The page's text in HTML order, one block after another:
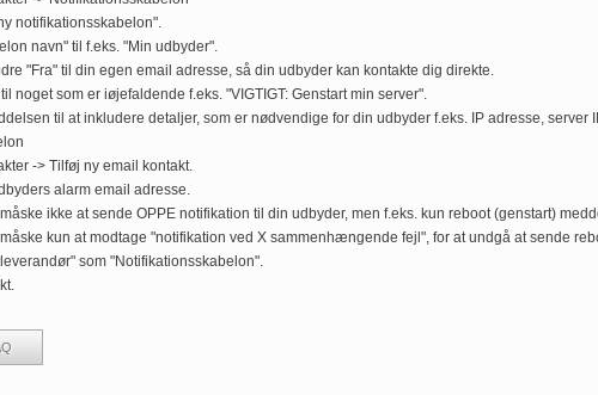
notifikationsskabelon".
navn" til f.eks. "Min udbyder".
"Fra" til din egen email adresse, så din udbyder kan kontakte dig direkte.
noget som er iøjefaldende f.eks. "VIGTIGT: Genstart min server".
til at inkludere detaljer, som er nødvendige for din udbyder f.eks. IP adresse, server
-> Tilføj ny email kontakt.
alarm email adresse.
ikke at sende OPPE notifikation til din udbyder, men f.eks. kun reboot (genstart)
kun at modtage "notifikation ved X sammenhængende fejl", for at undgå at sende
som "Notifikationsskabelon".